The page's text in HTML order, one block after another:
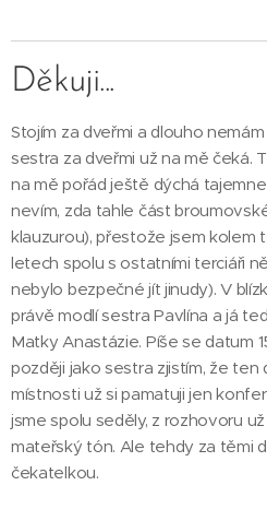
Děkuji...
Stojím za dveřmi a dlouho
sestra za dveřmi už na mě čeká.
na mě pořád ještě dýchá
nevím, zda tahle část
klauzurou), přestože jsem kolem
letech spolu s ostatními terciáři
nebylo bezpečné jít jinudy). V
právě modlí sestra Pavlína a já
Matky Anastázie. Píše se datum
později jako sestra zjistím, že ten
místnosti už si pamatuji jen
jsme spolu seděly, z rozhovoru už
mateřský tón. Ale tehdy za těmi
čekatelkou.